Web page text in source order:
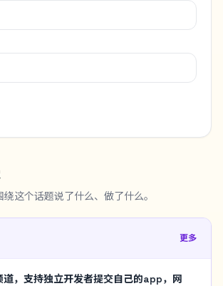
这个话题说了什么、做了什么。
更多
道，支持独立开发者提交自己的app，网